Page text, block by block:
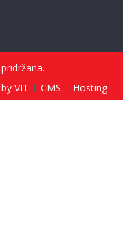
VIT
CMS Hosting